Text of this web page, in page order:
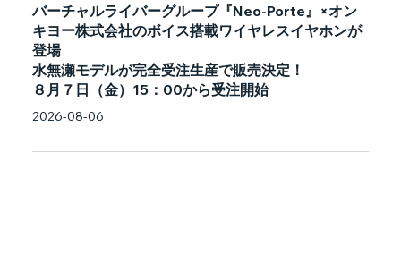
バーチャルライバーグループ『Neo-Porte』×オン
キヨー株式会社のボイス搭載ワイヤレスイヤホンが
登場
水無瀬モデルが完全受注生産で販売決定！
８月７日（金）15：00から受注開始
2026-08-06